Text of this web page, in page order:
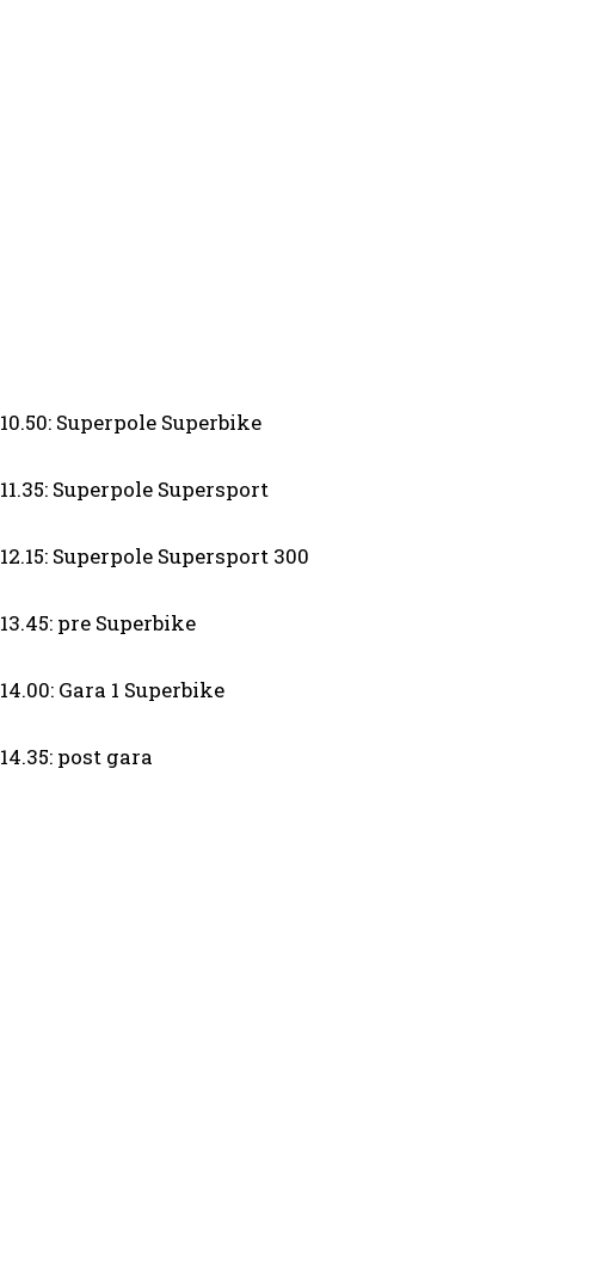
10.50: Superpole Superbike
11.35: Superpole Supersport
12.15: Superpole Supersport 300
13.45: pre Superbike
14.00: Gara 1 Superbike
14.35: post gara